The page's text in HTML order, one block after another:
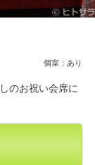
個室：あり
のお祝い会席に